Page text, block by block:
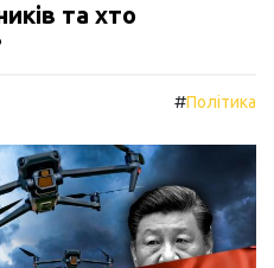
та хто
#Політика